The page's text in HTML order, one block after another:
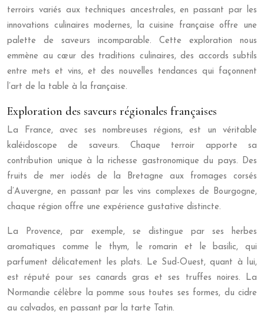
terroirs variés aux techniques ancestrales, en passant par les
innovations culinaires modernes, la cuisine française offre une
palette de saveurs incomparable. Cette exploration nous
emmène au cœur des traditions culinaires, des accords subtils
entre mets et vins, et des nouvelles tendances qui façonnent
l’art de la table à la française.
Exploration des saveurs régionales françaises
La France, avec ses nombreuses régions, est un véritable
kaléidoscope de saveurs. Chaque terroir apporte sa
contribution unique à la richesse gastronomique du pays. Des
fruits de mer iodés de la Bretagne aux fromages corsés
d’Auvergne, en passant par les vins complexes de Bourgogne,
chaque région offre une expérience gustative distincte.
La Provence, par exemple, se distingue par ses herbes
aromatiques comme le thym, le romarin et le basilic, qui
parfument délicatement les plats. Le Sud-Ouest, quant à lui,
est réputé pour ses canards gras et ses truffes noires. La
Normandie célèbre la pomme sous toutes ses formes, du cidre
au calvados, en passant par la tarte Tatin.